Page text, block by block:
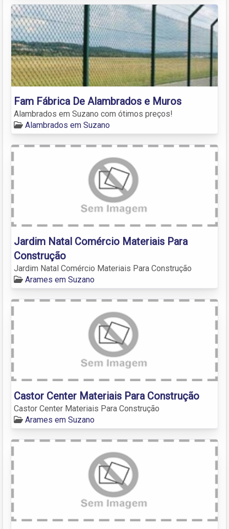
Fam Fábrica De Alambrados e Muros
Alambrados em Suzano com ótimos preços!
Alambrados em Suzano
Jardim Natal Comércio Materiais Para
Construção
Jardim Natal Comércio Materiais Para Construção
Arames em Suzano
Castor Center Materiais Para Construção
Castor Center Materiais Para Construção
Arames em Suzano